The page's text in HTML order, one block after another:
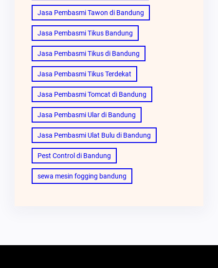
Jasa Pembasmi Tawon di Bandung
Jasa Pembasmi Tikus Bandung
Jasa Pembasmi Tikus di Bandung
Jasa Pembasmi Tikus Terdekat
Jasa Pembasmi Tomcat di Bandung
Jasa Pembasmi Ular di Bandung
Jasa Pembasmi Ulat Bulu di Bandung
Pest Control di Bandung
sewa mesin fogging bandung